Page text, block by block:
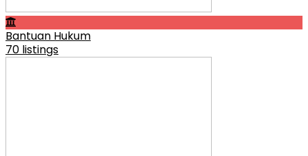
Bantuan Hukum
70 listings